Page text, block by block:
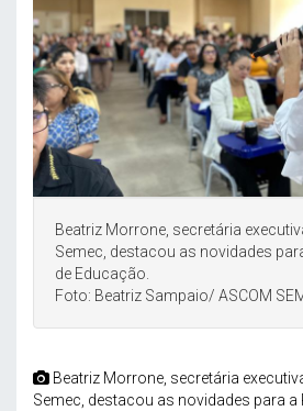
Beatriz Morrone, secretária
Semec, destacou as novidades
de Educação.
Foto: Beatriz Sampaio/ ASCOM
Beatriz Morrone, secretária
Semec, destacou as novidades para a